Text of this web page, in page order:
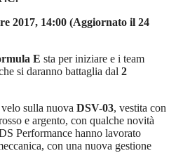
2017, 14:00 (Aggiornato il 24
E sta per iniziare e i team
si daranno battaglia dal 2
sulla nuova DSV-03, vestita con
e argento, con qualche novità
Performance hanno lavorato
con una nuova gestione